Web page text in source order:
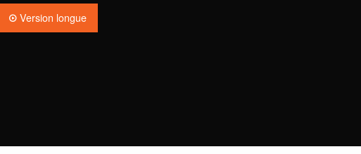
Version longue